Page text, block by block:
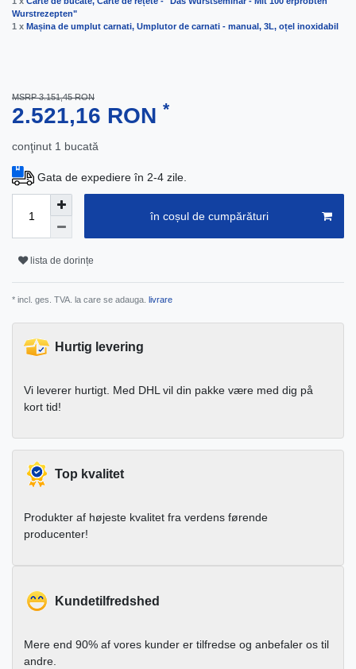
Wurstrezepten"
1 x Mașina de umplut carnati, Umplutor de carnati - manual, 3L, oțel inoxidabil
MSRP 3.151,45 RON
2.521,16 RON *
conţinut 1 bucată
Gata de expediere în 2-4 zile.
în coșul de cumpărături
lista de dorințe
* incl. ges. TVA. la care se adauga. livrare
Hurtig levering
Vi leverer hurtigt. Med DHL vil din pakke være med dig på
kort tid!
Top kvalitet
Produkter af højeste kvalitet fra verdens førende
producenter!
Kundetilfredshed
Mere end 90% af vores kunder er tilfredse og anbefaler os til
andre.